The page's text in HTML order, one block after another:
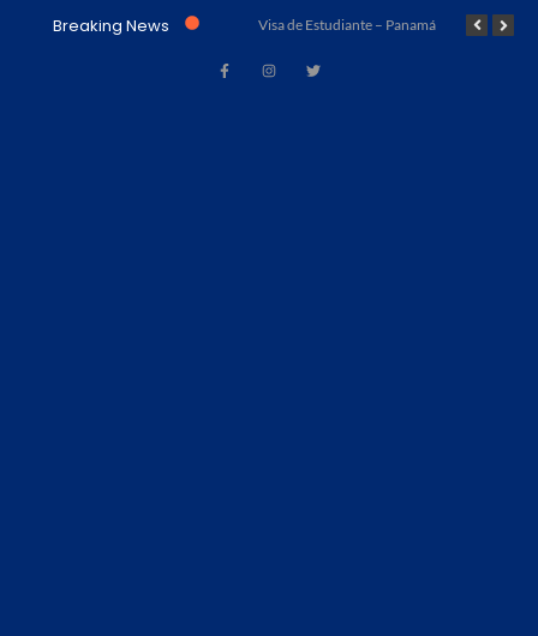
Breaking News
Visa de Trabajo – Acuerdo Marrakech (Ley No. 23 de 15 de julio de 1997) – Panamá Visa de Estudiante – Panamá Visa de Turismo – Panamá